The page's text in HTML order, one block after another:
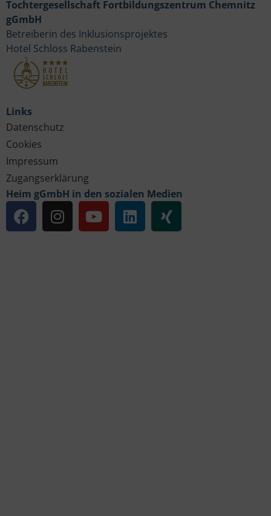
Links
Datenschutz
Cookies
Impressum
Zugangserklärung
Heim gGmbH in den sozialen Medien
Tochtergesellschaft Fortbildungszentrum Chemnitz
gGmbH
Betreiberin des Inklusionsprojektes
Hotel Schloss Rabenstein